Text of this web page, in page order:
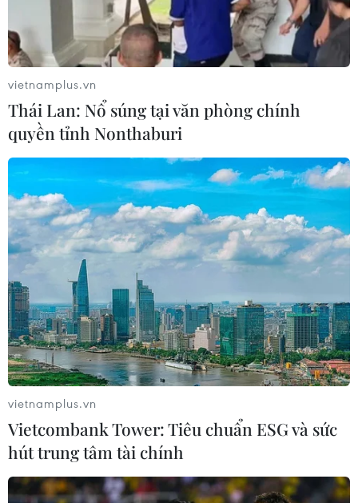
(Vietnam+)
#xe buýt điện #vinbus
#năng lượng xanh
#tuyết buýt số 43
Theo dõi VietnamPlus
vietnamplus.vn
Thái Lan: Nổ súng tại văn phòng chính
quyền tỉnh Nonthaburi
vietnamplus.vn
Vietcombank Tower: Tiêu chuẩn ESG và sức
hút trung tâm tài chính